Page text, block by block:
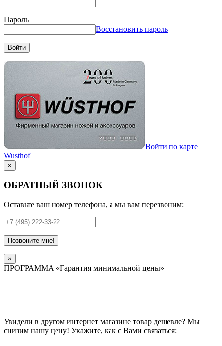
Пароль
Восстановить пароль
Войти
Войти по карте
Wusthof
×
ОБРАТНЫЙ ЗВОНОК
Оставьте ваш номер телефона, а мы вам перезвоним:
Позвоните мне!
×
ПРОГРАММА «Гарантия минимальной цены»
Увидели в другом интернет магазине товар дешевле? Мы
снизим нашу цену! Укажите, как с Вами связаться: